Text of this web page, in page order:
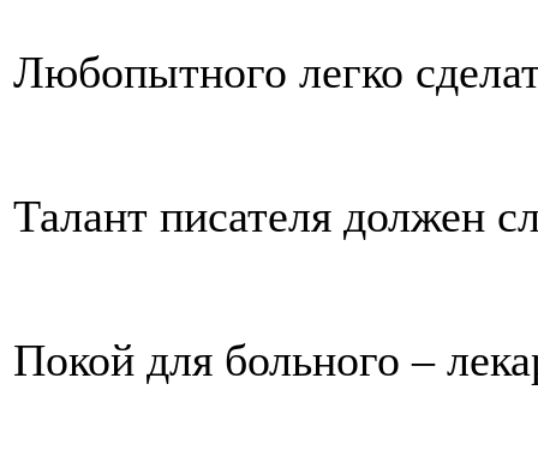
Любопытного легко
Талант писателя должен
Покой для больного –